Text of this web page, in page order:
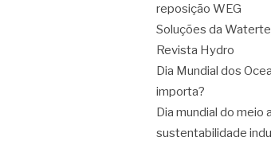
reposição WEG
Soluções da
Revista Hydro
Dia Mundial dos
importa?
Dia mundial do meio
sustentabilidade